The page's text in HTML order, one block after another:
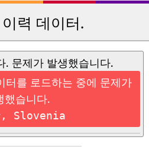
력 데이터.
. 문제가 발생했습니다.
터를 로드하는 중에 문제가
했습니다.
Slovenia